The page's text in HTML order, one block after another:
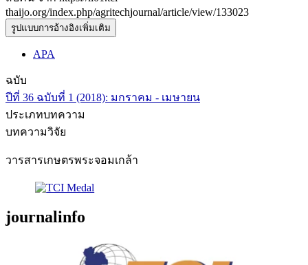
thaijo.org/index.php/agritechjournal/article/view/133023
รูปแบบการอ้างอิงเพิ่มเติม
APA
ฉบับ
ปีที่ 36 ฉบับที่ 1 (2018): มกราคม - เมษายน
ประเภทบทความ
บทความวิจัย
วารสารเกษตรพระจอมเกล้า
journalinfo